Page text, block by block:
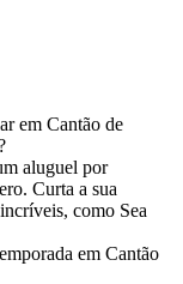
em Cantão de
aluguel por
Curta a sua
como Sea
em Cantão